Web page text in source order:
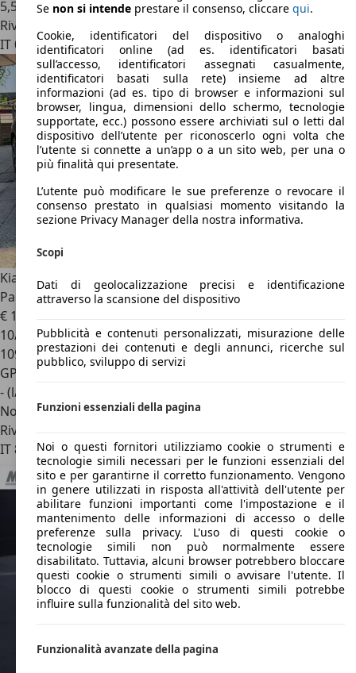
5,5 l/100 km (comb.)
Rivenditore
IT 00188Roma - Rm
Kia Ceed / cee'd
Ceed III 2019 1.4 mpi Business Class Adas
Pack eco gpl 96cv
€ 12.490
10/2020
109.999 km
GPL
- (l/100 km)
Novità
Rivenditore
IT 80143Napoli - Na
Se non si intende prestare il consenso, cliccare qui.
Cookie, identificatori del dispositivo o analoghi
identificatori online (ad es. identificatori basati
sull’accesso, identificatori assegnati casualmente,
identificatori basati sulla rete) insieme ad altre
informazioni (ad es. tipo di browser e informazioni sul
browser, lingua, dimensioni dello schermo, tecnologie
supportate, ecc.) possono essere archiviati sul o letti dal
dispositivo dell’utente per riconoscerlo ogni volta che
l’utente si connette a un’app o a un sito web, per una o
più finalità qui presentate.
L’utente può modificare le sue preferenze o revocare il
consenso prestato in qualsiasi momento visitando la
sezione Privacy Manager della nostra informativa.
Scopi
Dati di geolocalizzazione precisi e identificazione
attraverso la scansione del dispositivo
Pubblicità e contenuti personalizzati, misurazione delle
prestazioni dei contenuti e degli annunci, ricerche sul
pubblico, sviluppo di servizi
Funzioni essenziali della pagina
Noi o questi fornitori utilizziamo cookie o strumenti e
tecnologie simili necessari per le funzioni essenziali del
sito e per garantirne il corretto funzionamento. Vengono
in genere utilizzati in risposta all'attività dell'utente per
abilitare funzioni importanti come l'impostazione e il
mantenimento delle informazioni di accesso o delle
preferenze sulla privacy. L'uso di questi cookie o
tecnologie simili non può normalmente essere
disabilitato. Tuttavia, alcuni browser potrebbero bloccare
questi cookie o strumenti simili o avvisare l'utente. Il
blocco di questi cookie o strumenti simili potrebbe
influire sulla funzionalità del sito web.
Funzionalità avanzate della pagina